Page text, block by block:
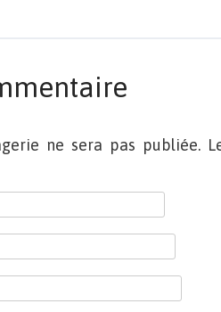
ne sera pas publiée.